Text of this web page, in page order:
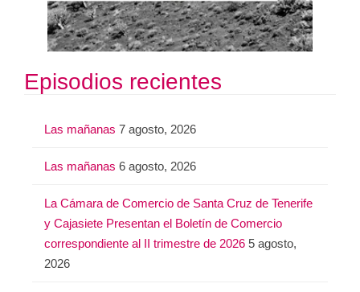
Episodios recientes
Las mañanas 7 agosto, 2026
Las mañanas 6 agosto, 2026
La Cámara de Comercio de Santa Cruz de Tenerife
y Cajasiete Presentan el Boletín de Comercio
correspondiente al II trimestre de 2026 5 agosto,
2026